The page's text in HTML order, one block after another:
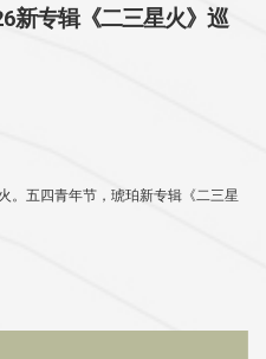
新专辑《二三星火》巡
。五四青年节，琥珀新专辑《二三星